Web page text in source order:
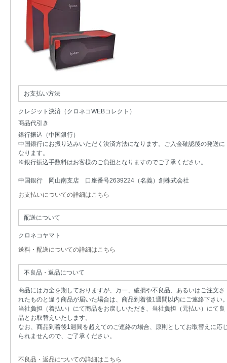
お支払い方法
クレジット決済（クロネコWEBコレクト）
商品代引き
銀行振込（中国銀行）
中国銀行にお振り込みいただく決済方法になります。ご入金確認後の発送に
なります。
※銀行振込手数料はお客様のご負担となりますのでご了承ください。
中国銀行 岡山南支店 口座番号2639224（名義）創株式会社
お支払いについての詳細はこちら
配送について
クロネコヤマト
送料・配送についての詳細はこちら
不良品・返品について
商品には万全を期しておりますが、万一、破損や不良品、あるいはご注文さ
れたものと違う商品が届いた場合は、商品到着後1週間以内にご連絡下さい
当社負担（着払い）にて商品をお戻しいただき、当社負担（元払い）にて良
品とお取替えいたします。
なお、商品到着後1週間を超えてのご連絡の場合、原則としてお取替えに応
られませんので、ご了承ください。
不良品・返品についての詳細はこちら